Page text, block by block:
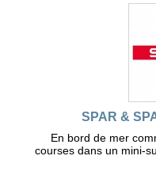
SPAR &
En bord de mer
courses dans un mini-